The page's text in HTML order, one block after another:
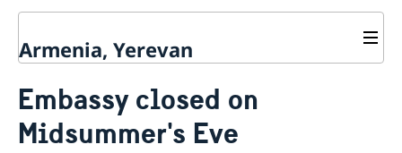
Armenia, Yerevan
About us
Ambassador
Current
Embassy closed on
Midsummer's Eve